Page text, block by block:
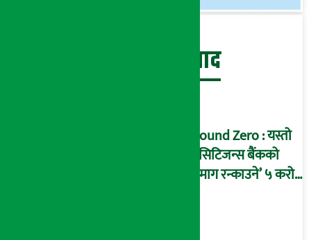
बेथिति मुर्दाबाद
Ground Zero : यस्तो
छ सिटिजन्स बैंकको
‘दिमाग रन्काउने’ ५ करोड